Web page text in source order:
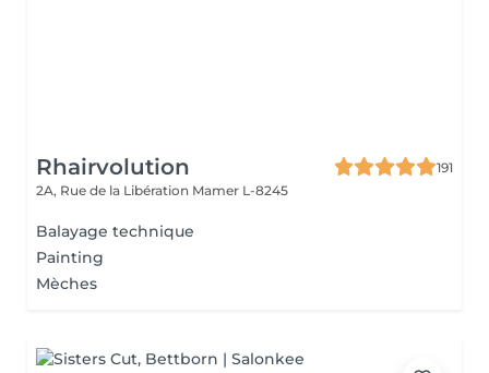
Rhairvolution
191
2A, Rue de la Libération Mamer L-8245
Balayage technique
Painting
Mèches